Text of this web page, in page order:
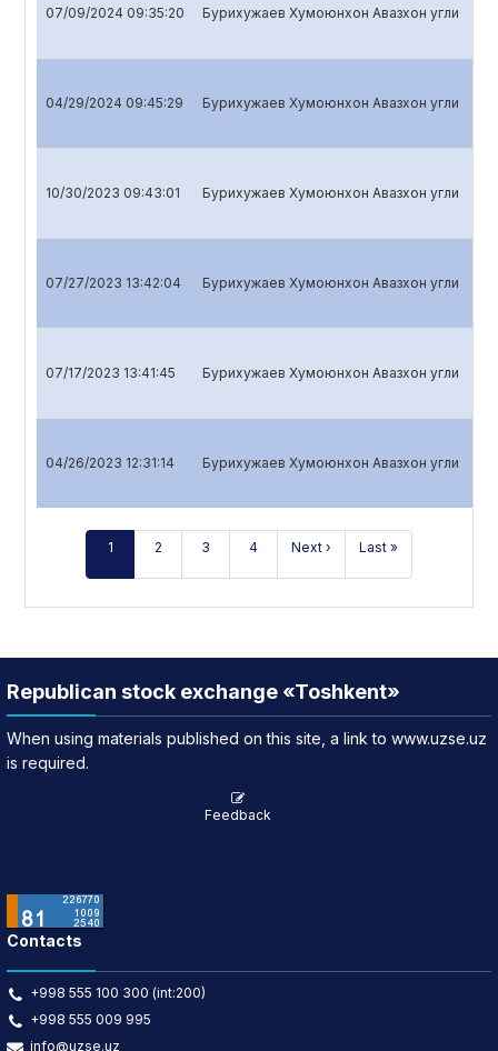
07/09/2024 09:35:20 Бурихужаев Хумоюнхон Авазхон угли
04/29/2024 09:45:29 Бурихужаев Хумоюнхон Авазхон угли
10/30/2023 09:43:01 Бурихужаев Хумоюнхон Авазхон угли
07/27/2023 13:42:04 Бурихужаев Хумоюнхон Авазхон угли
07/17/2023 13:41:45 Бурихужаев Хумоюнхон Авазхон угли
04/26/2023 12:31:14 Бурихужаев Хумоюнхон Авазхон угли
1 2 3 4 Next › Last »
Republican stock exchange «Toshkent»
When using materials published on this site, a link to www.uzse.uz
is required.
Feedback
Contacts
+998 555 100 300 (int:200)
+998 555 009 995
info@uzse.uz